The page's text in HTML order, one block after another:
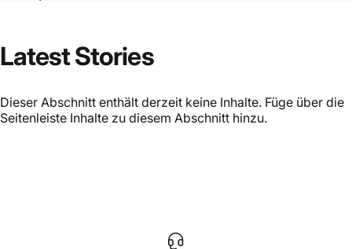
LatestStories
Dieser Abschnitt enthält derzeit keine Inhalte. Füge über die
Seitenleiste Inhalte zu diesem Abschnitt hinzu.